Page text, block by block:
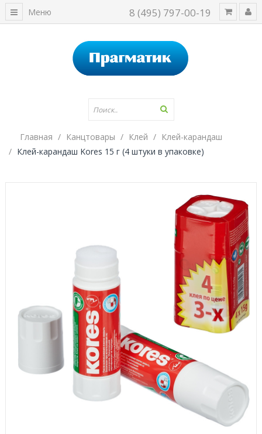
8 (495) 797-00-19
Меню
Главная Канцтовары Клей
Клей-карандаш
Клей-карандаш Kores 15 г (4 штуки в упаковке)